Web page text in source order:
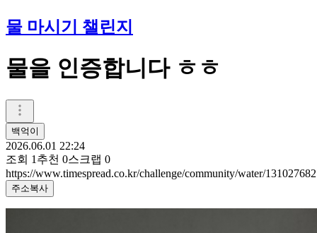
물 마시기 챌린지
물을 인증합니다 ㅎㅎ
백억이
2026.06.01 22:24
조회 1 추천 0스크랩 0
https://www.timespread.co.kr/challenge/community/water/131027682
주소복사